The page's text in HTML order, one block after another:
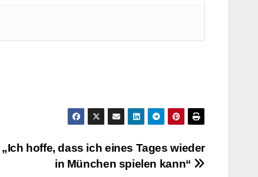
hoffe, dass ich eines Tages wieder
in München spielen kann“